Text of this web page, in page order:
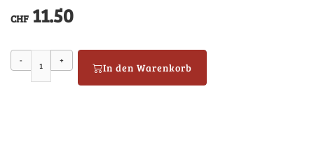
CHF 11.50
- +
In den Warenkorb